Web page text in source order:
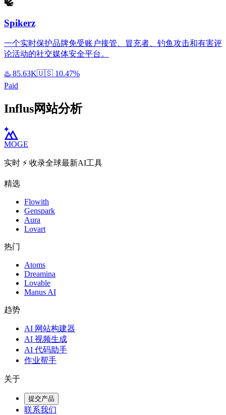
Spikerz
一个实时保护品牌免受账户接管、冒充者、钓鱼攻击和有害评
论活动的社交媒体安全平台。
♨️ 85.63K🇺🇸 10.47%
Paid
Influs网站分析
MOGE
实时 ⚡️ 收录全球最新AI工具
精选
Flowith
Genspark
Aura
Lovart
热门
Atoms
Dreamina
Lovable
Manus AI
趋势
AI 网站构建器
AI 视频生成
AI 代码助手
作业帮手
关于
提交产品
联系我们